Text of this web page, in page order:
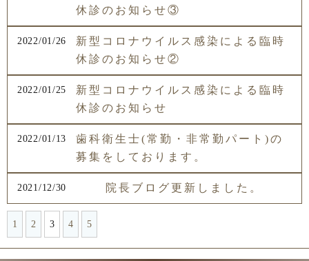
休診のお知らせ③
2022/01/26
新型コロナウイルス感染による臨時
休診のお知らせ②
2022/01/25
新型コロナウイルス感染による臨時
休診のお知らせ
2022/01/13
歯科衛生士(常勤・非常勤パート)の
募集をしております。
2021/12/30 院長ブログ更新しました。
1 2 3 4 5